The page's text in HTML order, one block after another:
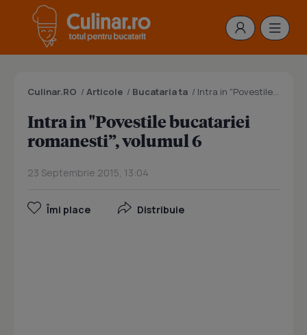
Culinar.RO / Articole / Bucataria ta / Intra in "Povestile bucatariei romanesti”, volumul 6
Intra in "Povestile bucatariei
romanesti”, volumul 6
23 Septembrie 2015, 13:04
Îmi place Distribuie